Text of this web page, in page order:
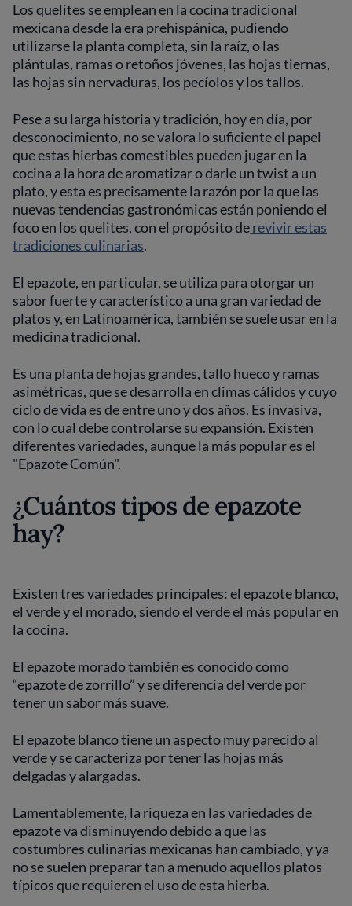
Los quelites se emplean en la cocina tradicional
mexicana desde la era prehispánica, pudiendo
utilizarse la planta completa, sin la raíz, o las
plántulas, ramas o retoños jóvenes, las hojas tiernas,
las hojas sin nervaduras, los pecíolos y los tallos.
Pese a su larga historia y tradición, hoy en día, por
desconocimiento, no se valora lo suficiente el papel
que estas hierbas comestibles pueden jugar en la
cocina a la hora de aromatizar o darle un twist a un
plato, y esta es precisamente la razón por la que las
nuevas tendencias gastronómicas están poniendo el
foco en los quelites, con el propósito derevivir estas
tradiciones culinarias.
El epazote, en particular, se utiliza para otorgar un
sabor fuerte y característico a una gran variedad de
platos y, en Latinoamérica, también se suele usar en la
medicina tradicional.
Es una planta de hojas grandes, tallo hueco y ramas
asimétricas, que se desarrolla en climas cálidos y cuyo
ciclo de vida es de entre uno y dos años. Es invasiva,
con lo cual debe controlarse su expansión. Existen
diferentes variedades, aunque la más popular es el
"Epazote Común".
¿Cuántos tipos de epazote
hay?
Existen tres variedades principales: el epazote blanco,
el verde y el morado, siendo el verde el más popular en
la cocina.
El epazote morado también es conocido como
“epazote de zorrillo” y se diferencia del verde por
tener un sabor más suave.
El epazote blanco tiene un aspecto muy parecido al
verde y se caracteriza por tener las hojas más
delgadas y alargadas.
Lamentablemente, la riqueza en las variedades de
epazote va disminuyendo debido a que las
costumbres culinarias mexicanas han cambiado, y ya
no se suelen preparar tan a menudo aquellos platos
típicos que requieren el uso de esta hierba.